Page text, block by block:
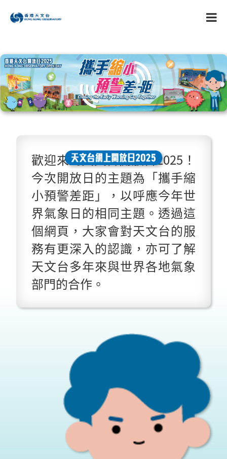
歡迎來到天文台開放日2025！
今次開放日的主題為「攜手縮
小預警差距」，以呼應今年世
界氣象日的相同主題。透過這
個網頁，大家會對天文台的服
務有更深入的認識，亦可了解
天文台多年來與世界各地氣象
部門的合作。